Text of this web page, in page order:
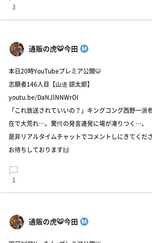
3
通販の虎🐯今田
本日20時YouTubeプレミア公開🐯
志願者146人目【山邊 諒太郎】
youtu.be/DaNJlNNWrOI
「これ放送されていいの？」キングコング西野一派
在で大荒れ…。驚愕の発言連発に場が凍りつく…。
是非リアルタイムチャットでコメントしにきてくだ
お待ちしております🙌
1
通販の虎🐯今田